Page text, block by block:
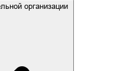
организации